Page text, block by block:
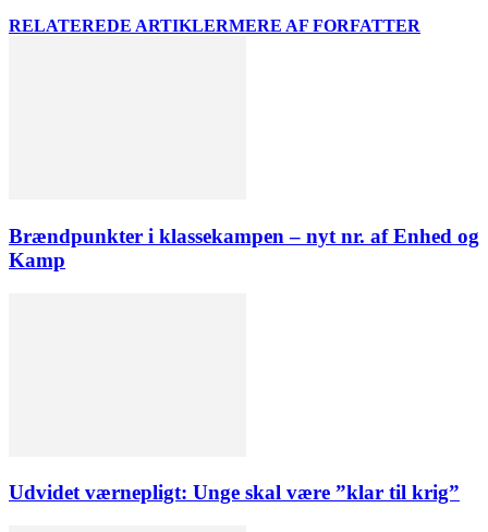
RELATEREDE ARTIKLERMERE AF FORFATTER
Brændpunkter i klassekampen – nyt nr. af Enhed og
Kamp
Udvidet værnepligt: Unge skal være ”klar til krig”